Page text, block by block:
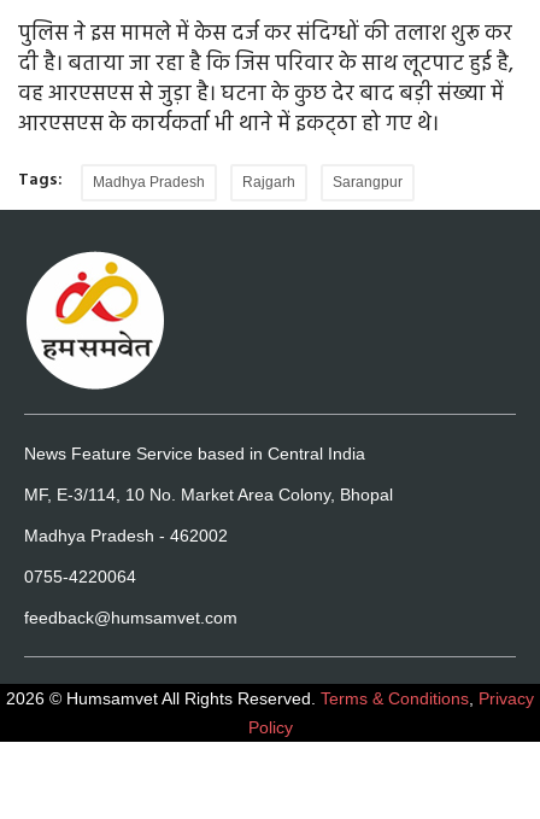
पुलिस ने इस मामले में केस दर्ज कर संदिग्धों की तलाश शुरू कर
दी है। बताया जा रहा है कि जिस परिवार के साथ लूटपाट हुई है,
वह आरएसएस से जुड़ा है। घटना के कुछ देर बाद बड़ी संख्या में
आरएसएस के कार्यकर्ता भी थाने में इकट्‌ठा हो गए थे।
Tags: Madhya Pradesh Rajgarh Sarangpur
News Feature Service based in Central India
MF, E-3/114, 10 No. Market Area Colony, Bhopal
Madhya Pradesh - 462002
0755-4220064
feedback@humsamvet.com
2026 © Humsamvet All Rights Reserved. Terms & Conditions Privacy
Policy